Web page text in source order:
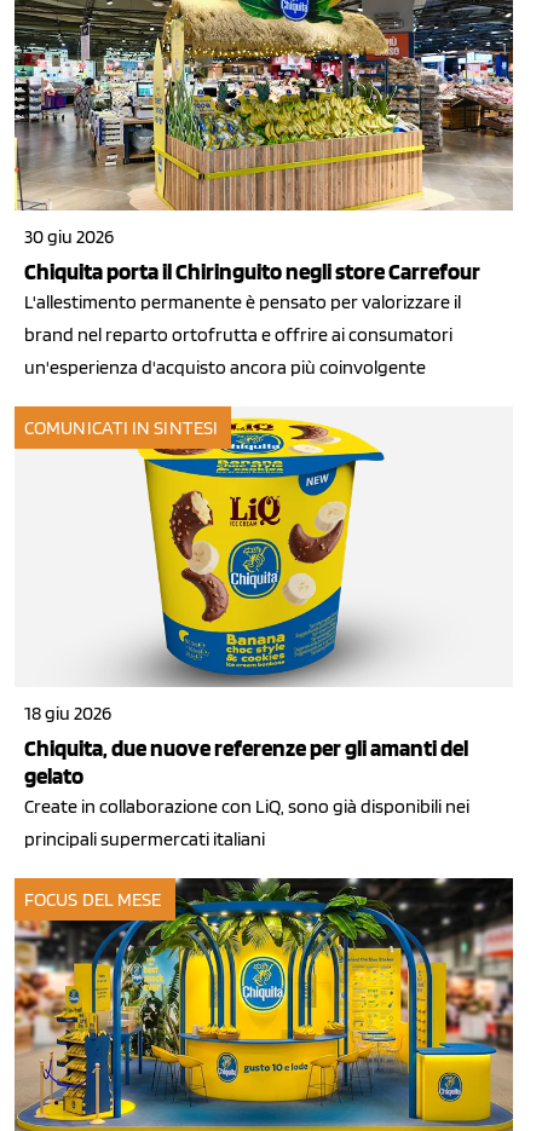
30 giu 2026
Chiquita porta il Chiringuito negli store Carrefour
L'allestimento permanente è pensato per valorizzare il
brand nel reparto ortofrutta e offrire ai consumatori
un'esperienza d'acquisto ancora più coinvolgente
COMUNICATI IN SINTESI
18 giu 2026
Chiquita, due nuove referenze per gli amanti del
gelato
Create in collaborazione con LiQ, sono già disponibili nei
principali supermercati italiani
FOCUS DEL MESE